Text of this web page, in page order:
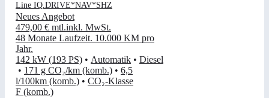
Line IQ.DRIVE*NAV*SHZ
Neues Angebot
479,00 € mtl.inkl. MwSt.
48 Monate Laufzeit. 10.000 KM pro
Jahr.
142 kW (193 PS) • Automatik • Diesel
• 171 g CO₂/km (komb.) • 6,5
l/100km (komb.) • CO₂-Klasse
F (komb.)